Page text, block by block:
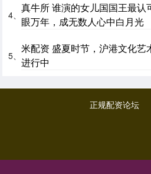
4、
真牛所 谁演的女儿国国王最认
眼万年，成无数人心中白月光
5、
米配资 盛夏时节，沪港文化艺
进行中
正规配资论坛